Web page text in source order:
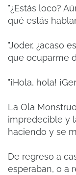
"¿Estás loco?
qué estás
"Joder, ¿acaso
que ocuparme
"¡Hola, hola!
La Ola
impredecible y
haciendo y se
De regreso a
esperaban, o a